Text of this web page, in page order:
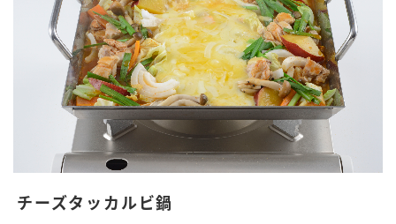
チーズタッカルビ鍋